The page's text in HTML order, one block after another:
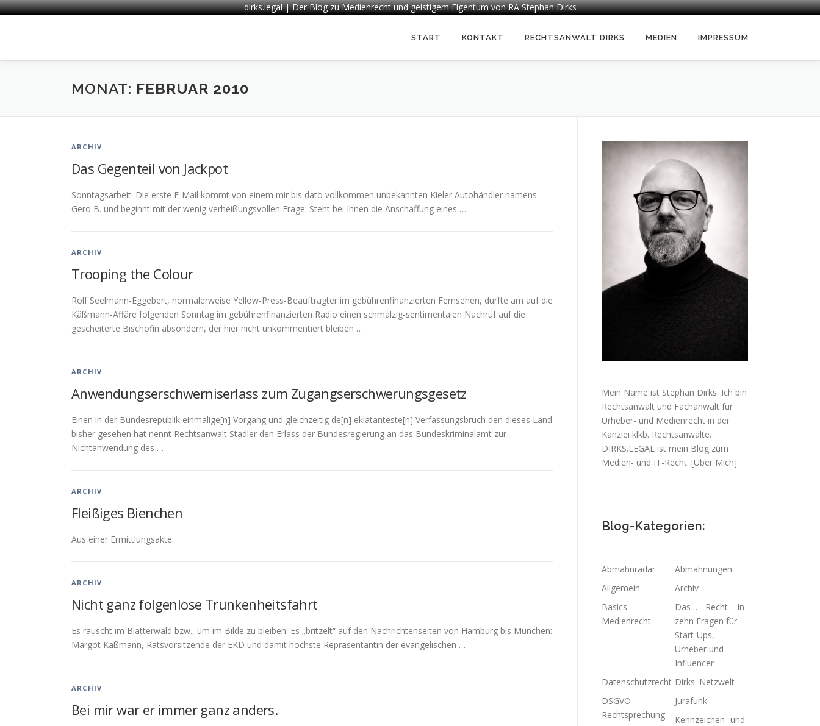
dirks.legal | Der Blog zu Medienrecht und geistigem Eigentum von RA Stephan Dirks
START KONTAKT RECHTSANWALT DIRKS MEDIEN IMPRESSUM
MONAT: FEBRUAR 2010
ARCHIV
Das Gegenteil von Jackpot
Sonntagsarbeit. Die erste E-Mail kommt von einem mir bis dato vollkommen unbekannten Kieler Autohändler namens
Gero B. und beginnt mit der wenig verheißungsvollen Frage: Steht bei Ihnen die Anschaffung eines …
ARCHIV
Trooping the Colour
Rolf Seelmann-Eggebert, normalerweise Yellow-Press-Beauftragter im gebührenfinanzierten Fernsehen, durfte am auf die
Käßmann-Affäre folgenden Sonntag im gebührenfinanzierten Radio einen schmalzig-sentimentalen Nachruf auf die
gescheiterte Bischöfin absondern, der hier nicht unkommentiert bleiben …
ARCHIV
Anwendungserschwerniserlass zum Zugangserschwerungsgesetz
Einen in der Bundesrepublik einmalige[n] Vorgang und gleichzeitig de[n] eklatanteste[n] Verfassungsbruch den dieses Land
bisher gesehen hat nennt Rechtsanwalt Stadler den Erlass der Bundesregierung an das Bundeskriminalamt zur
Nichtanwendung des …
ARCHIV
Fleißiges Bienchen
Aus einer Ermittlungsakte:
ARCHIV
Nicht ganz folgenlose Trunkenheitsfahrt
Es rauscht im Blätterwald bzw., um im Bilde zu bleiben: Es „britzelt“ auf den Nachrichtenseiten von Hamburg bis München:
Margot Käßmann, Ratsvorsitzende der EKD und damit höchste Repräsentantin der evangelischen …
ARCHIV
Bei mir war er immer ganz anders.
Mein Name ist Stephan Dirks. Ich bin
Rechtsanwalt und Fachanwalt für
Urheber- und Medienrecht in der
Kanzlei klkb. Rechtsanwälte.
DIRKS.LEGAL ist mein Blog zum
Medien- und IT-Recht. [Über Mich]
Blog-Kategorien:
Abmahnradar
Abmahnungen
Allgemein
Archiv
Basics
Medienrecht
Das … -Recht – in
zehn Fragen für
Start-Ups,
Urheber und
Influencer
Datenschutzrecht Dirks' Netzwelt
DSGVO-
Rechtsprechung
Jurafunk
Kennzeichen- und